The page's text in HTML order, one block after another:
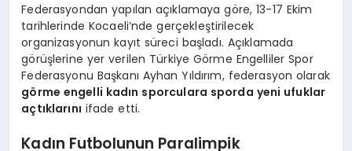
Federasyondan yapılan açıklamaya göre, 13-17 Ekim
tarihlerinde Kocaeli’nde gerçekleştirilecek
organizasyonun kayıt süreci başladı. Açıklamada
görüşlerine yer verilen Türkiye Görme Engelliler Spor
Federasyonu Başkanı Ayhan Yıldırım, federasyon olarak
görme engelli kadın sporculara sporda yeni ufuklar
açtıklarını ifade etti.
Kadın Futbolunun Paralimpik